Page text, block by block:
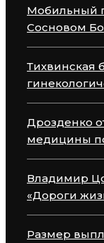
Мобильный
Сосновом
Тихвинская
Дрозденко
медицины
Владимир
«Дороги
Размер